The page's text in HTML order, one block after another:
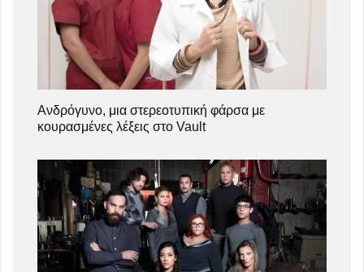
Ανδρόγυνο, μια στερεοτυπική φάρσα με
κουρασμένες λέξεις στο Vault